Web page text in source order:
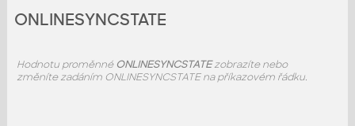
ONLINESYNCSTATE
Hodnotu proměnné ONLINESYNCSTATEzobrazíte nebo
změníte zadáním ONLINESYNCSTATE na příkazovém řádku.